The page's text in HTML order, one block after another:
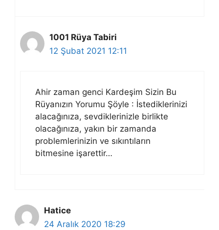
1001 Rüya Tabiri
12 Şubat 2021 12:11
Ahir zaman genci Kardeşim Sizin Bu
Rüyanızın Yorumu Şöyle : İstediklerinizi
alacağınıza, sevdiklerinizle birlikte
olacağınıza, yakın bir zamanda
problemlerinizin ve sıkıntıların
bitmesine işarettir…
Hatice
24 Aralık 2020 18:29